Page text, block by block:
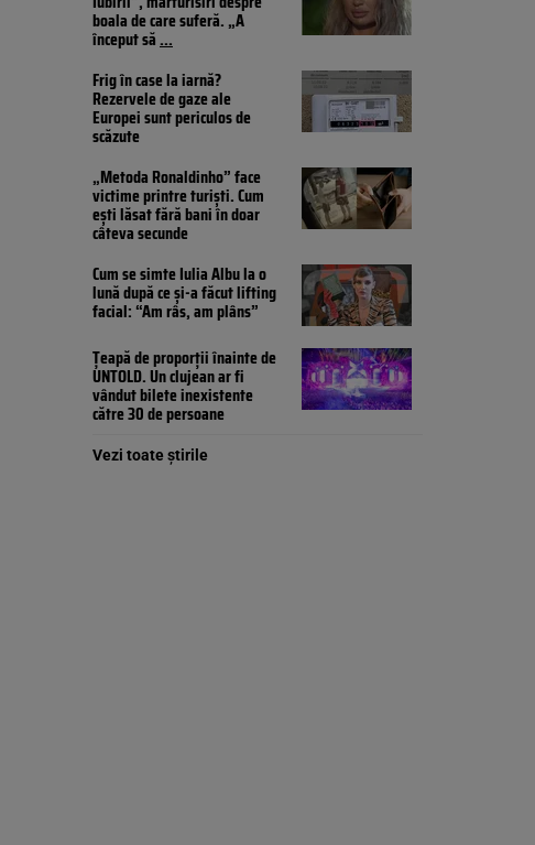
boala de care suferă. „A
început să...
Frig în case la iarnă?
Rezervele de gaze ale
Europei sunt periculos de
scăzute
„Metoda Ronaldinho” face
victime printre turiști. Cum
ești lăsat fără bani în doar
câteva secunde
Cum se simte Iulia Albu la o
lună după ce și-a făcut lifting
facial: “Am râs, am plâns”
Țeapă de proporții înainte de
UNTOLD. Un clujean ar fi
vândut bilete inexistente
către 30 de persoane
Vezi toate știrile